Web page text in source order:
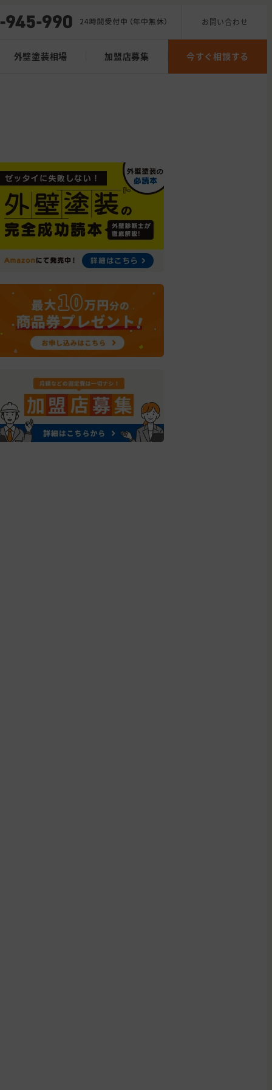
お問い合わせ
外壁塗装相場 加盟店募集 今すぐ相談する